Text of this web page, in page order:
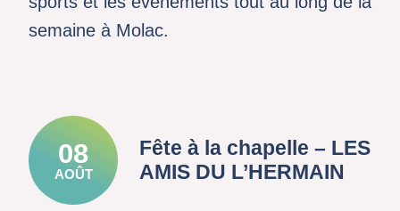
semaine à Molac.
08
AOÛT
Fête à la chapelle – LES
AMIS DU L’HERMAIN